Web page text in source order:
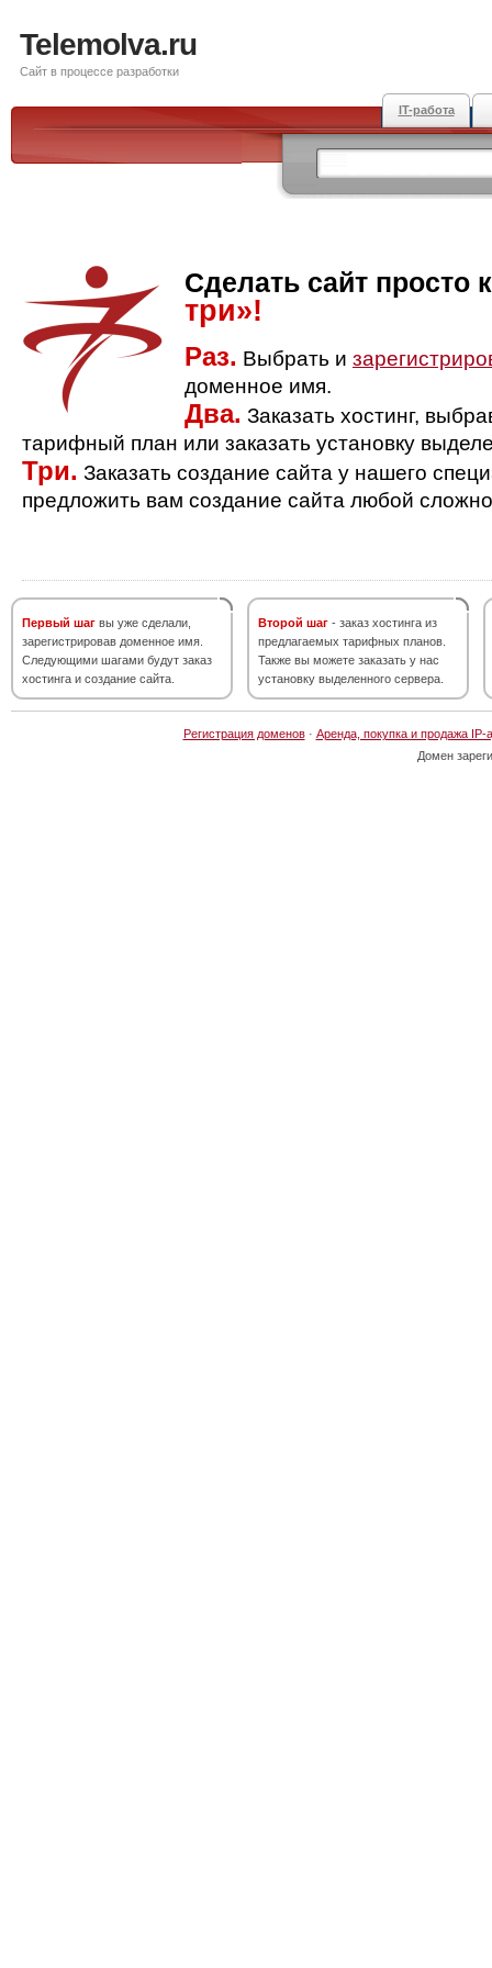
Telemolva.ru
Сайт в процессе разработки
IT-работа
Сделать сайт просто
три»!
Раз. Выбрать и
доменное имя.
Два. Заказать хостинг,
тарифный план или заказать установку
Три. Заказать создание сайта у нашего
предложить вам создание сайта любой
Первый шаг вы уже сделали,
зарегистрировав доменное имя.
Следующими шагами будут заказ
хостинга и создание сайта.
Второй шаг - заказ хостинга из
предлагаемых тарифных планов.
Также вы можете заказать у нас
установку выделенного сервера.
Регистрация доменов· Аренда, покупка и продажа IP-
Домен